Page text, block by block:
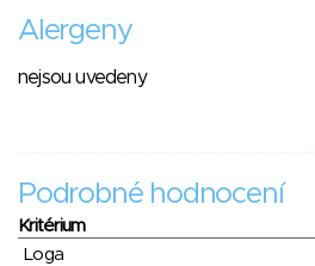
Alergeny
nejsou uvedeny
Podrobné hodnocení
Kritérium
Loga